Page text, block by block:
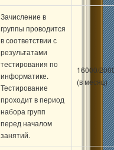
Зачисление в
группы проводится
в соответствии с
результатами
тестирования по
информатике.
Тестирование
проходит в период
набора групп
перед началом
занятий.
16000/
(в месяц)